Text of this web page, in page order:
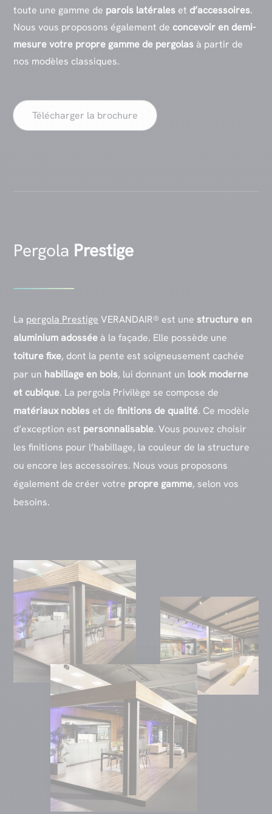
toute une gamme de parois latérales et d’accessoires.
Nous vous proposons également de concevoir en demi-
mesure votre propre gamme de pergolas à partir de
nos modèles classiques.
Télécharger la brochure
Pergola Prestige
La pergola Prestige VERANDAIR® est une structure en
aluminium adossée à la façade. Elle possède une
toiture fixe, dont la pente est soigneusement cachée
par un habillage en bois, lui donnant un look moderne
et cubique. La pergola Privilège se compose de
matériaux nobles et definitions de qualité. Ce modèle
d’exception est personnalisable. Vous pouvez choisir
les finitions pour l’habillage, la couleur de la structure
ou encore les accessoires. Nous vous proposons
également de créer votre propre gamme, selon vos
besoins.